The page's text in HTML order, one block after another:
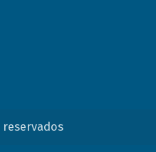
reservados